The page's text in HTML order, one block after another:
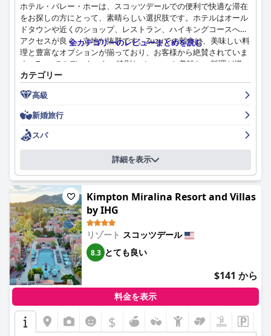
ホテル・バレー・ホーは、スコッツデールでの便利で快適な滞在
をお探しの方にとって、素晴らしい選択肢です。ホテルはオール
ドタウンや近くのショップ、レストラン、ハイキングコースへの
アクセスが良く、立地が抜群です。Zuzuでの朝食は、美味しい料
理と豊富なオプションが揃っており、お客様から絶賛されていま
す。Zuzuでのディナーも、特別なメニューと美味しい料理が揃っ
ており、おすすめです。客室は広々としていて、設備の整った美
しい内装で、物件のミッドセンチュリーモダンな魅力を維持しな
がら、現代的な要素を取り入れています。ホテルは申し分のない
ほど清潔で、お客様は一貫してその卓越した清潔さと手入れの行
き届いた敷地を称賛しています。スタッフは非常にフレンドリー
で親切、協力的で、申し分のないサービスを提供し、お客様の滞
在を思い出深いものにすることに重点を置いています。プール複
合施設は素晴らしく、すべてのゲストのニーズに応える attentive
なスタッフがおり、パーティーのような雰囲気から、よりリラッ
クスしたビーチセクションまで、誰もが楽しめるものがありま
す。駐車場はバレーパーキングとセルフパーキングの両方のオプ
ションがありますが、一部のお客様はその価格に不満を感じてい
ます。ベッドは際立った特徴で、お客様は一貫して清潔で快適、
そして非常に快適であると称賛しています。全体として、ホテ
ル・バレー・ホーは魅力的でユニークな体験であり、ほとんどが
肯定的なレビューで、お客様に平和でリラックスできる滞在を提
供することに重点を置いています。
全カテゴリーのレビューまとめを読む
カテゴリー
高級
新婚旅行
スパ
詳細を表示
Kimpton Miralina Resort and Villas
by IHG
リゾート スコッツデール
8.3 とても良い
$141 から
料金を表示
$